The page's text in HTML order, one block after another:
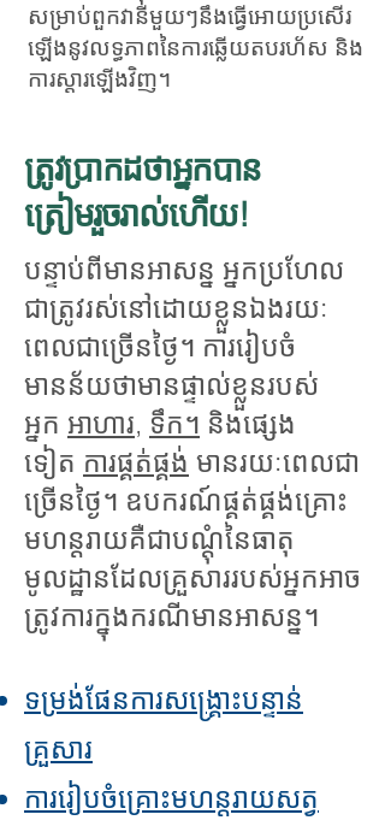
សម្រាប់ពួកវានីមួយៗនឹងធ្វើអោយប្រសើរ
ឡើងនូវលទ្ធភាពនៃការឆ្លើយតបរហ័ស និង
ការស្តារឡើងវិញ។
ត្រូវប្រាកដថាអ្នកបាន
ត្រៀមរួចរាល់ហើយ!
បន្ទាប់ពីមានអាសន្ន អ្នកប្រហែល
ជាត្រូវរស់នៅដោយខ្លួនឯងរយៈ
ពេលជាច្រើនថ្ងៃ។ ការរៀបចំ
មានន័យថាមានផ្ទាល់ខ្លួនរបស់
អ្នក អាហារ, ទឹក។ និងផ្សេង
ទៀត ការផ្គត់ផ្គង់ មានរយៈពេលជា
ច្រើនថ្ងៃ។ ឧបករណ៍ផ្គត់ផ្គង់គ្រោះ
មហន្តរាយគឺជាបណ្តុំនៃធាតុ
មូលដ្ឋានដែលគ្រួសាររបស់អ្នកអាច
ត្រូវការក្នុងករណីមានអាសន្ន។
ទម្រង់ផែនការសង្គ្រោះបន្ទាន់
គ្រួសារ
ការរៀបចំគ្រោះមហន្តរាយសត្វ